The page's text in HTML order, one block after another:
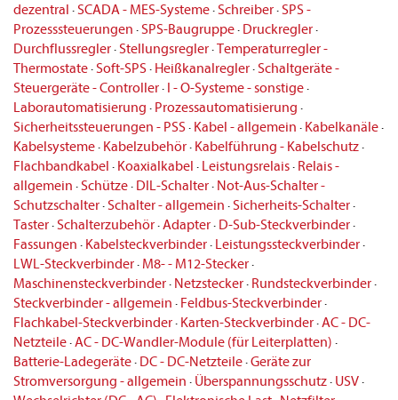
dezentral · SCADA - MES-Systeme· Schreiber· SPS -
Prozesssteuerungen · SPS-Baugruppe· Druckregler·
Durchflussregler· Stellungsregler·Temperaturregler -
Thermostate· Soft-SPS· Heißkanalregler· Schaltgeräte -
Steuergeräte - Controller· I - O-Systeme - sonstige·
Laborautomatisierung · Prozessautomatisierung ·
Sicherheitssteuerungen - PSS· Kabel - allgemein · Kabelkanäle·
Kabelsysteme· Kabelzubehör· Kabelführung - Kabelschutz·
Flachbandkabel · Koaxialkabel · Leistungsrelais· Relais -
allgemein · Schütze· DIL-Schalter· Not-Aus-Schalter -
Schutzschalter· Schalter - allgemein · Sicherheits-Schalter·
Taster· Schalterzubehör·Adapter· D-Sub-Steckverbinder·
Fassungen · Kabelsteckverbinder· Leistungssteckverbinder·
LWL-Steckverbinder· M8- - M12-Stecker·
Maschinensteckverbinder· Netzstecker· Rundsteckverbinder·
Steckverbinder - allgemein · Feldbus-Steckverbinder·
Flachkabel-Steckverbinder· Karten-Steckverbinder·AC - DC-
Netzteile·AC - DC-Wandler-Module (für Leiterplatten) ·
Batterie-Ladegeräte· DC - DC-Netzteile·Geräte zur
Stromversorgung - allgemein · Überspannungsschutz· USV·